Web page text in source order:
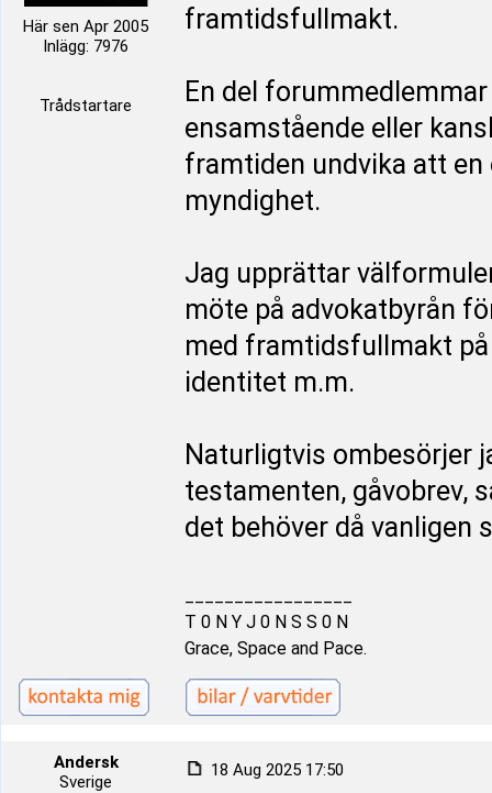
Här sen Apr 2005
Inlägg: 7976
Trådstartare
framtidsfullmakt.
En del
ensamstående eller
framtiden undvika att
myndighet.
Jag upprättar
möte på advokatbyrån
med framtidsfullmakt
identitet m.m.
Naturligtvis ombesörjer
testamenten, gåvobrev,
det behöver då vanligen
T 0 N Y J 0 N S S 0 N
Grace, Space and Pace.
Andersk
Sverige
18 Aug 2025 17:50